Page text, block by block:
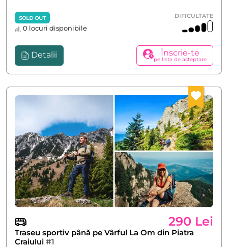
SOLD OUT
0 locuri disponibile
DIFICULTATE
Detalii Înscrie-te
pe lista de așteptare
290 Lei
Traseu sportiv până pe Vârful La Om din Piatra
Craiului #1